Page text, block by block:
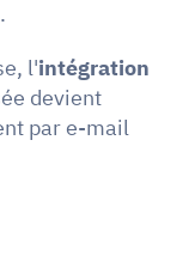
l'intégration
devient
par e-mail